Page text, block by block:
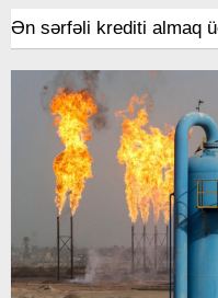
Ən sərfəli krediti almaq